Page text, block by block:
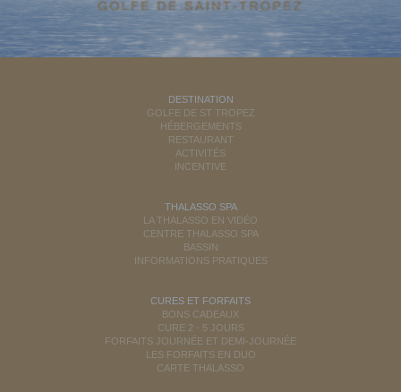
DESTINATION
GOLFE DE ST TROPEZ
HÉBERGEMENTS
RESTAURANT
ACTIVITÉS
INCENTIVE
THALASSO SPA
LA THALASSO EN VIDÉO
CENTRE THALASSO SPA
BASSIN
INFORMATIONS PRATIQUES
CURES ET FORFAITS
BONS CADEAUX
CURE 2 - 5 JOURS
FORFAITS JOURNÉE ET DEMI-JOURNÉE
LES FORFAITS EN DUO
CARTE THALASSO